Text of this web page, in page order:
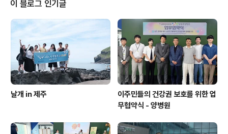
이 블로그 인기글
날개 in 제주
이주민들의 건강권 보호를 위한 업
무협약식 - 양병원